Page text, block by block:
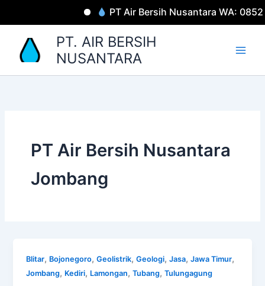
PT Air Bersih Nusantara WA:
konten
PT. AIR BERSIH
NUSANTARA
PT Air Bersih Nusantara
Jombang
Blitar, Bojonegoro,Geolistrik,Geologi,Jasa,Jawa Timur,
Jombang, Kediri, Lamongan,Tubang,Tulungagung